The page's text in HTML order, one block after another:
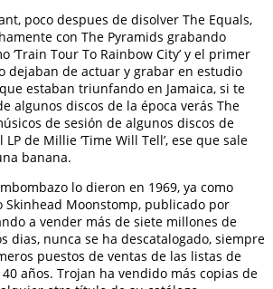
poco despues de disolver The Equals,
con The Pyramids grabando
‘Train Tour To Rainbow City’ y el primer
dejaban de actuar y grabar en estudio
estaban triunfando en Jamaica, si te
algunos discos de la época verás The
de sesión de algunos discos de
de Millie ‘Time Will Tell’, ese que sale
banana.
lo dieron en 1969, ya como
Skinhead Moonstomp, publicado por
a vender más de siete millones de
dias, nunca se ha descatalogado, siempre
puestos de ventas de las listas de
años. Trojan ha vendido más copias de